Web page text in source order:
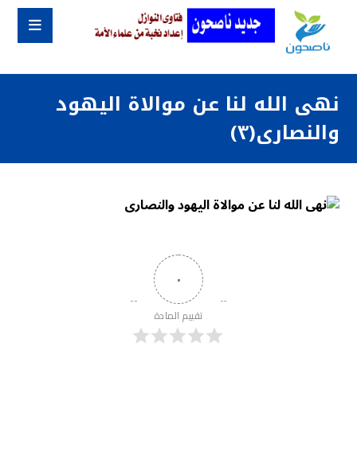
نهى الله لنا عن موالاة اليهود
والنصارى(٣)
٠
تقييم المادة